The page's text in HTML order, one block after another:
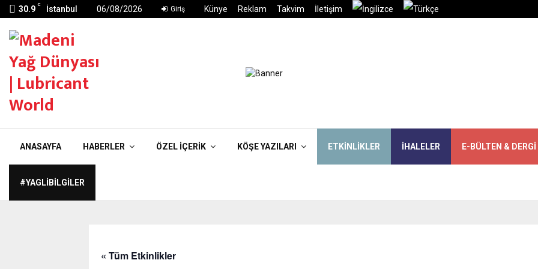
30.9 C İstanbul 06/08/2026 Giriş Künye Reklam Takvim İletişim
ANASAYFA HABERLER ÖZEL İÇERIK KÖŞE YAZILARI ETKINLIKLER İHALELER E-BÜLTEN & DERGI
#YAGLIBILGILER
« Tüm Etkinlikler